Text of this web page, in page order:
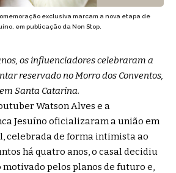
exclusiva marcam a nova etapa de
em publicação da Non Stop.
os influenciadores celebraram a
reservado no Morro dos Conventos,
em Santa Catarina.
Watson Alves e a
Jesuíno oficializaram a união em
celebrada de forma intimista ao
há quatro anos, o casal decidiu
motivado pelos planos de futuro e,